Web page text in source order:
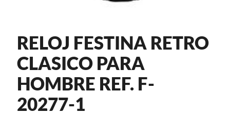
RELOJ FESTINA RETRO
CLASICO PARA
HOMBRE REF. F-
20277-1